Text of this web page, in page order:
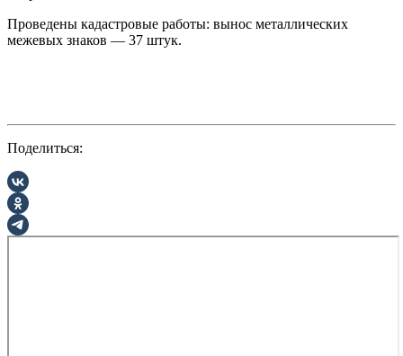
Проведены кадастровые работы: вынос металлических
межевых знаков — 37 штук.
Поделиться: